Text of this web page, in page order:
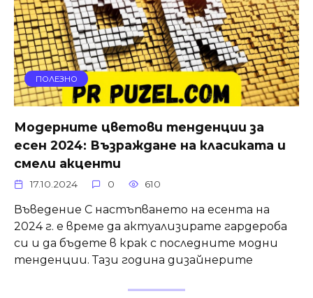
ПОЛЕЗНО
Модерните цветови тенденции за
есен 2024: Възраждане на класиката и
смели акценти
17.10.2024 0 610
Въведение С настъпването на есента на
2024 г. е време да актуализирате гардероба
си и да бъдете в крак с последните модни
тенденции. Тази година дизайнерите